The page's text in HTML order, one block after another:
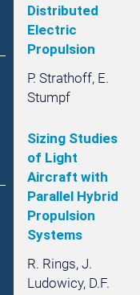
Distributed
Electric
Propulsion
P. Strathoff, E.
Stumpf
Sizing Studies
of Light
Aircraft with
Parallel Hybrid
Propulsion
Systems
R. Rings, J.
Ludowicy, D.F.